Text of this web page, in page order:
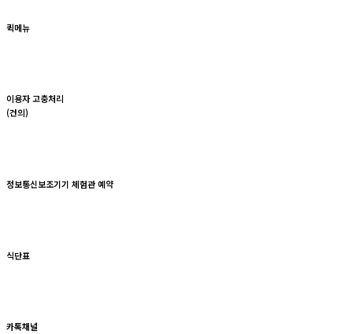
퀵메뉴
이용자 고충처리
(건의)
정보통신보조기기 체험관 예약
식단표
카톡채널